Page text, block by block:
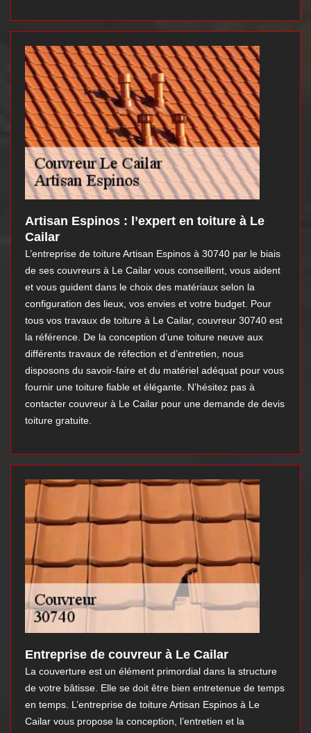
Artisan Espinos : l’expert en toiture à Le
Cailar
L’entreprise de toiture Artisan Espinos à 30740 par le biais
de ses couvreurs à Le Cailar vous conseillent, vous aident
et vous guident dans le choix des matériaux selon la
configuration des lieux, vos envies et votre budget. Pour
tous vos travaux de toiture à Le Cailar, couvreur 30740 est
la référence. De la conception d’une toiture neuve aux
différents travaux de réfection et d’entretien, nous
disposons du savoir-faire et du matériel adéquat pour vous
fournir une toiture fiable et élégante. N’hésitez pas à
contacter couvreur à Le Cailar pour une demande de devis
toiture gratuite.
Entreprise de couvreur à Le Cailar
La couverture est un élément primordial dans la structure
de votre bâtisse. Elle se doit être bien entretenue de temps
en temps. L’entreprise de toiture Artisan Espinos à Le
Cailar vous propose la conception, l’entretien et la